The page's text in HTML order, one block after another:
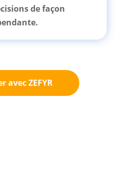
de façon
avec ZEFYR